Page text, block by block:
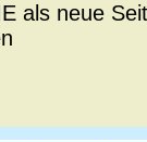
als neue